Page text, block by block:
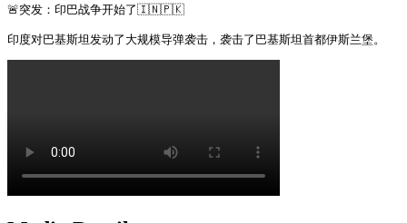
🚨突发：印巴战争开始了🇮🇳🇵🇰
印度对巴基斯坦发动了大规模导弹袭击，袭击了巴基斯坦首都伊斯兰堡。